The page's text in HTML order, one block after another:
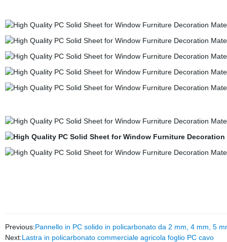
Previous:Pannello in PC solido in policarbonato da 2 mm, 4 mm, 5
Next:Lastra in policarbonato commerciale agricola foglio PC cavo